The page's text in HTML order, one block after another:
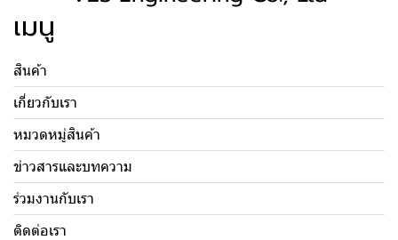
เมนู
สินค้า
เกี่ยวกับเรา
หมวดหมู่สินค้า
ข่าวสารและบทความ
ร่วมงานกับเรา
ติดต่อเรา